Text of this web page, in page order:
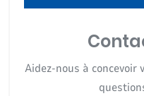
Aidez-nous à concevoir